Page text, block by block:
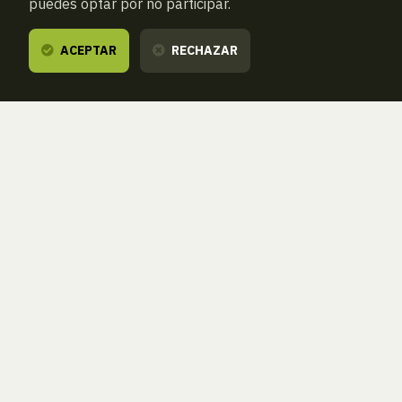
puedes optar por no participar.
ACEPTAR RECHAZAR